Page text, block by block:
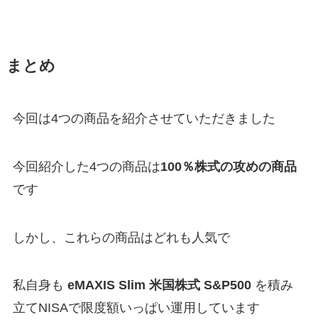
まとめ
今回は4つの商品を紹介させていただきました
今回紹介した4つの商品は100％株式の攻めの商品
です
しかし、これらの商品はどれも人気で
私自身も eMAXIS Slim 米国株式 S&P500を積み
立てNISAで限度額いっぱい運用しています